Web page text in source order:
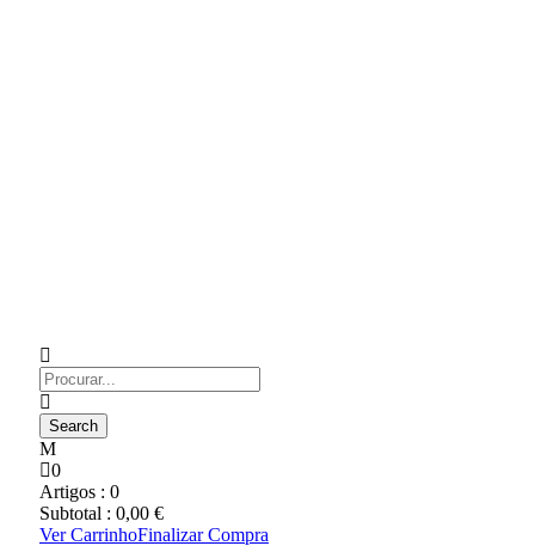
0
Artigos : 0
Subtotal : 0,00 €
Ver CarrinhoFinalizar Compra